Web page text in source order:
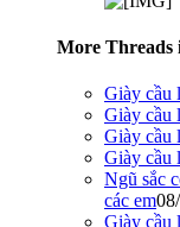
More Threads
Giày cầu
Giày cầu
Giày cầu
Giày cầu
Ngũ sắc
các em
Giày cầu